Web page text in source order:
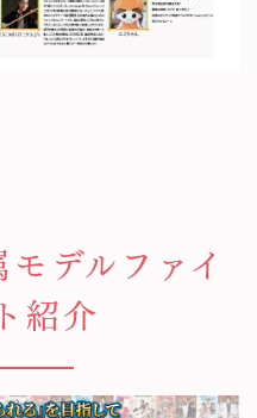
デルファイ
紹介